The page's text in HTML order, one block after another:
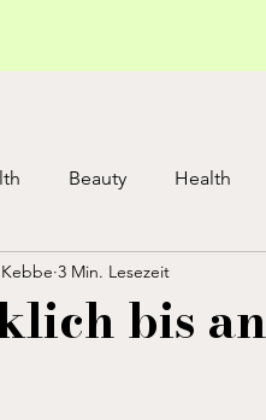
Beauty Health
JUNE ISSUE
bis
3 Min. Lesezeit